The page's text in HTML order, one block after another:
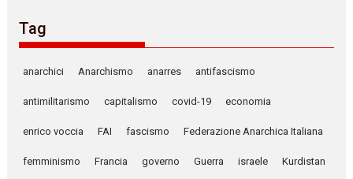
Tag
anarchici Anarchismo anarres antifascismo
antimilitarismo capitalismo covid-19 economia
enrico voccia FAI fascismo Federazione Anarchica Italiana
femminismo Francia governo Guerra israele Kurdistan